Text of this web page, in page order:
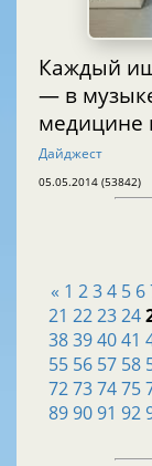
Каждый
— в
медицине
Дайджест
05.05.2014 (53842)
« 1 2 3 4 5 6
21 222324
38394041
55 56 57 58
72737475
899091 92